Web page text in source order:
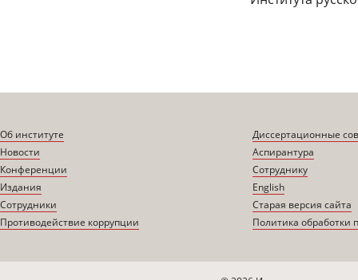
Об институте
Новости
Конференции
Издания
Сотрудники
Противодействие коррупции
Диссертационные
Аспирантура
Сотруднику
English
Старая версия сайта
Политика обработки